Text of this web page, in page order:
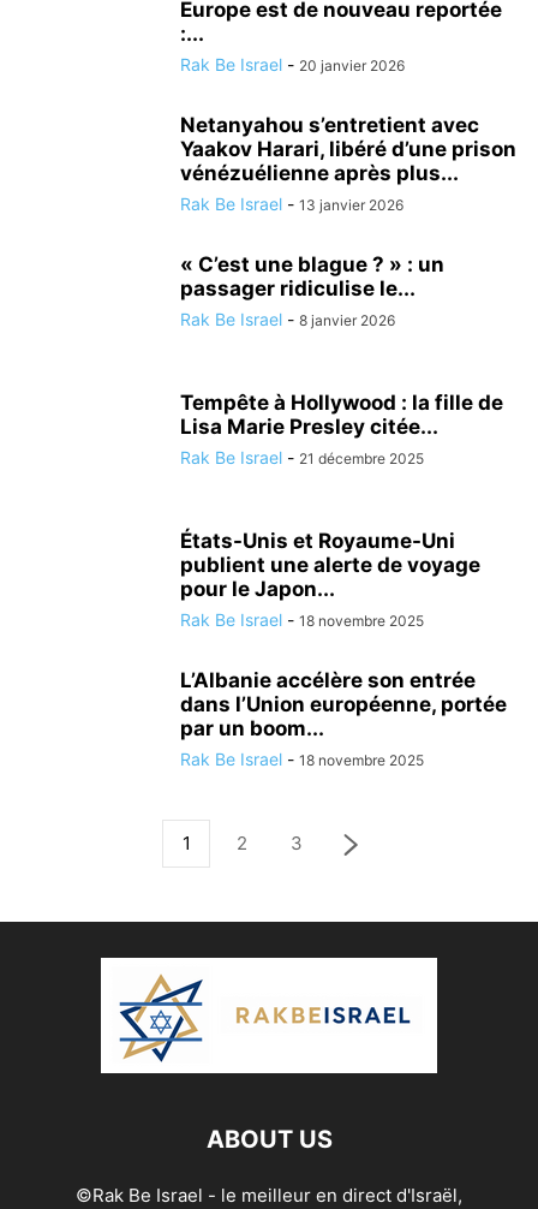
Europe est de nouveau reportée
:...
Rak Be Israel - 20 janvier 2026
Netanyahou s’entretient avec
Yaakov Harari, libéré d’une prison
vénézuélienne après plus...
Rak Be Israel - 13 janvier 2026
« C’est une blague ? » : un
passager ridiculise le...
Rak Be Israel - 8 janvier 2026
Tempête à Hollywood : la fille de
Lisa Marie Presley citée...
Rak Be Israel - 21 décembre 2025
États-Unis et Royaume-Uni
publient une alerte de voyage
pour le Japon...
Rak Be Israel - 18 novembre 2025
L’Albanie accélère son entrée
dans l’Union européenne, portée
par un boom...
Rak Be Israel - 18 novembre 2025
1 2 3
ABOUT US
©Rak Be Israel - le meilleur en direct d'Israël,